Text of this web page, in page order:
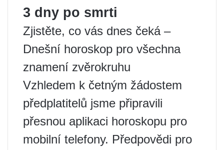
3 dny po smrti
Zjistěte, co vás dnes čeká –
Dnešní horoskop pro všechna
znamení zvěrokruhu
Vzhledem k četným žádostem
předplatitelů jsme připravili
přesnou aplikaci horoskopu pro
mobilní telefony. Předpovědi pro